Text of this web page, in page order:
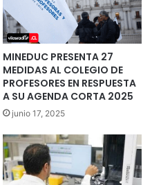
MINEDUC PRESENTA 27
MEDIDAS AL COLEGIO DE
PROFESORES EN RESPUESTA
A SU AGENDA CORTA 2025
junio 17, 2025